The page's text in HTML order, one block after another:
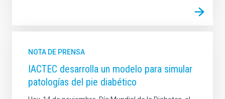
NOTA DE PRENSA
IACTEC desarrolla un modelo para simular
patologías del pie diabético